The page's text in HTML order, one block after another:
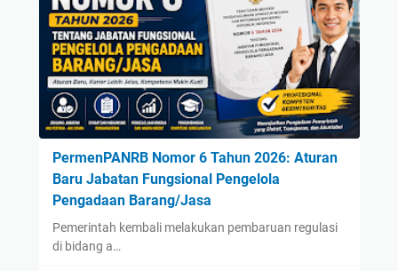
PermenPANRB Nomor 6 Tahun 2026: Aturan
Baru Jabatan Fungsional Pengelola
Pengadaan Barang/Jasa
Pemerintah kembali melakukan pembaruan regulasi
di bidang a…